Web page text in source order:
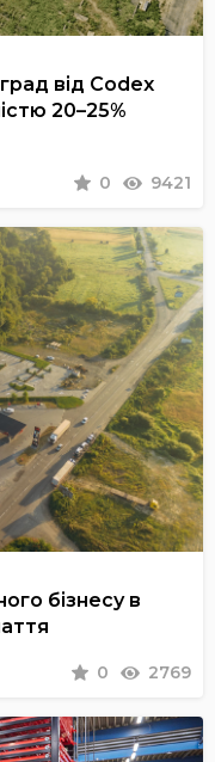
від Codex
20–25%
0 9421
бізнесу в
0 2769